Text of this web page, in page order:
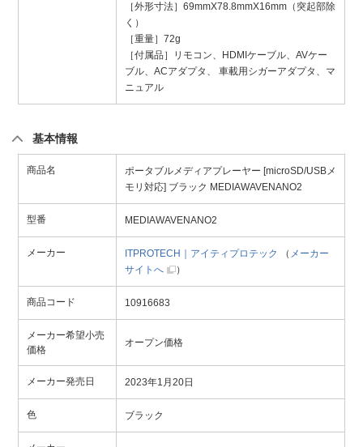
［外形寸法］69mmX78.8mmX16mm（突起部除
く）
［重量］72g
［付属品］リモコン、HDMIケーブル、AVケー
ブル、ACアダプタ、 車載用シガーアダプタ、マ
ニュアル
基本情報
商品名
ポータブルメディアプレーヤー [microSD/USBメ
モリ対応] ブラック MEDIAWAVENANO2
型番 MEDIAWAVENANO2
メーカー ITPROTECH｜アイティプロテック （ メーカー
サイトへ
）
商品コード 10916683
メーカー希望小売
価格
オープン価格
メーカー発売日 2023年1月20日
色 ブラック